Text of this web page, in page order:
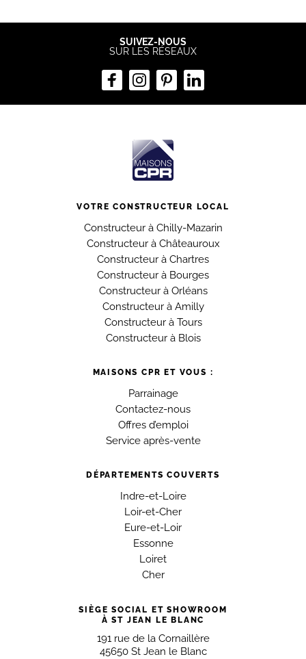
SUIVEZ-NOUS
SUR LES RÉSEAUX
VOTRE CONSTRUCTEUR LOCAL
Constructeur à Chilly-Mazarin
Constructeur à Châteauroux
Constructeur à Chartres
Constructeur à Bourges
Constructeur à Orléans
Constructeur à Amilly
Constructeur à Tours
Constructeur à Blois
MAISONS CPR ET VOUS :
Parrainage
Contactez-nous
Offres d’emploi
Service après-vente
DÉPARTEMENTS COUVERTS
Indre-et-Loire
Loir-et-Cher
Eure-et-Loir
Essonne
Loiret
Cher
SIÈGE SOCIAL ET SHOWROOM
À ST JEAN LE BLANC
191 rue de la Cornaillère
45650 St Jean le Blanc